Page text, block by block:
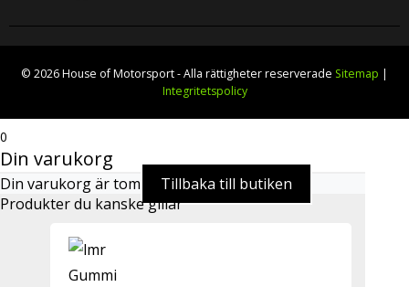
© 2026 House of Motorsport - Alla rättigheter reserverade Sitemap |
Integritetspolicy
0
Din varukorg
Din varukorg är tom
Tillbaka till butiken
Produkter du kanske gillar